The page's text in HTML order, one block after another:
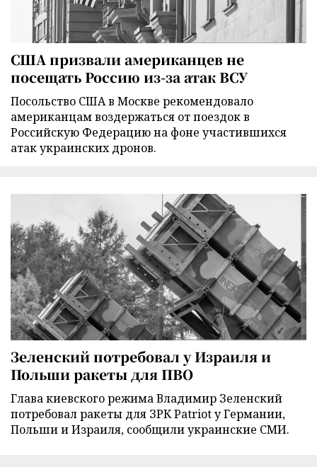
США призвали американцев не
посещать Россию из-за атак ВСУ
Посольство США в Москве рекомендовало
американцам воздержаться от поездок в
Российскую Федерацию на фоне участившихся
атак украинских дронов.
Зеленский потребовал у Израиля и
Польши ракеты для ПВО
Глава киевского режима Владимир Зеленский
потребовал ракеты для ЗРК Patriot у Германии,
Польши и Израиля, сообщили украинские СМИ.